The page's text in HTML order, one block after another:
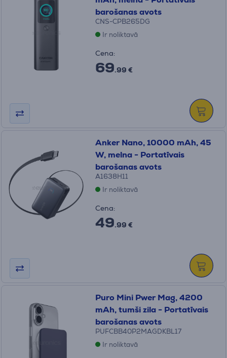
barošanas avots
CNS-CPB265DG
Ir noliktavā
Cena:
69.99 €
Anker Nano, 10000 mAh, 45
W, melna - Portatīvais
barošanas avots
A1638H11
Ir noliktavā
Cena:
49.99 €
Puro Mini Pwer Mag, 4200
mAh, tumši zila - Portatīvais
barošanas avots
PUFCBB40P2MAGDKBL17
Ir noliktavā